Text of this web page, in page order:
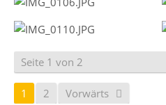
Seite 1 von 2
1 2 Vorwärts